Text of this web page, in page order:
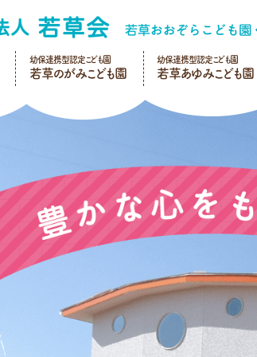
幼保連携型認定こども園
若草のがみこども園
幼保連携型認定こども園
若草あゆみこども園